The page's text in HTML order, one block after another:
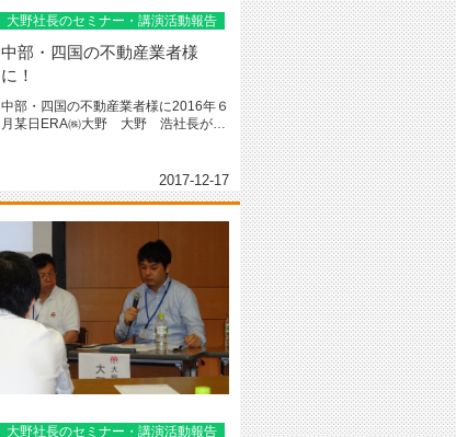
大野社長のセミナー・講演活動報告
中部・四国の不動産業者様
に！
中部・四国の不動産業者様に2016年６
月某日ERA㈱大野 大野 浩社長が中
2017-12-17
大野社長のセミナー・講演活動報告